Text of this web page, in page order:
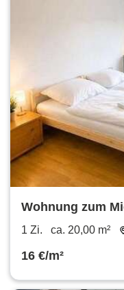
Wohnung zum
20 m²
1 Zi. ca. 20,00 m²
16 €/m²